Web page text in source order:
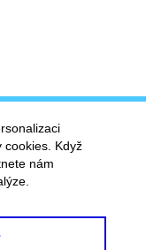
cookies. Když
nám